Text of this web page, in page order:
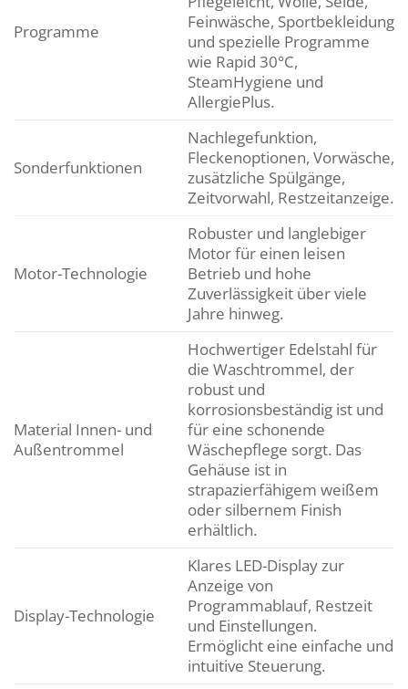
Programme
Feinwäsche, Sportbekleidung
und spezielle Programme
wie Rapid 30°C,
SteamHygiene und
AllergiePlus.
Sonderfunktionen
Nachlegefunktion,
Fleckenoptionen, Vorwäsche,
zusätzliche Spülgänge,
Zeitvorwahl, Restzeitanzeige.
Motor-Technologie
Robuster und langlebiger
Motor für einen leisen
Betrieb und hohe
Zuverlässigkeit über viele
Jahre hinweg.
Material Innen- und
Außentrommel
Hochwertiger Edelstahl für
die Waschtrommel, der
robust und
korrosionsbeständig ist und
für eine schonende
Wäschepflege sorgt. Das
Gehäuse ist in
strapazierfähigem weißem
oder silbernem Finish
erhältlich.
Display-Technologie
Klares LED-Display zur
Anzeige von
Programmablauf, Restzeit
und Einstellungen.
Ermöglicht eine einfache und
intuitive Steuerung.